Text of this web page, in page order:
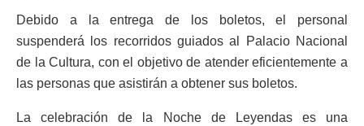
Debido a la entrega de los boletos, el personal
suspenderá los recorridos guiados al Palacio Nacional
de la Cultura, con el objetivo de atender eficientemente a
las personas que asistirán a obtener sus boletos.
La celebración de la Noche de Leyendas es una